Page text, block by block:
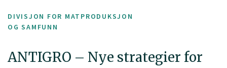
DIVISJON FOR MATPRODUKSJON
OG SAMFUNN
ANTIGRO – Nye strategier for